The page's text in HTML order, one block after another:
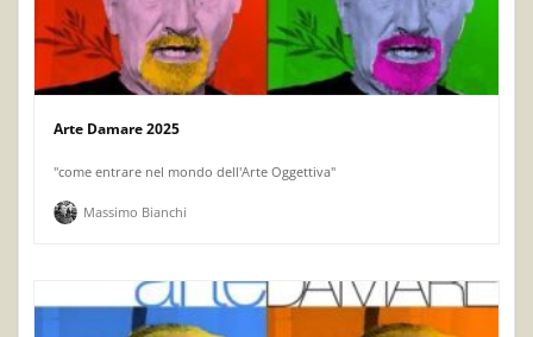
Arte Damare 2025
"come entrare nel mondo dell'Arte Oggettiva"
Massimo Bianchi